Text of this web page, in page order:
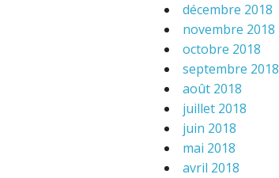
décembre 2018
novembre 2018
octobre 2018
septembre 2018
août 2018
juillet 2018
juin 2018
mai 2018
avril 2018